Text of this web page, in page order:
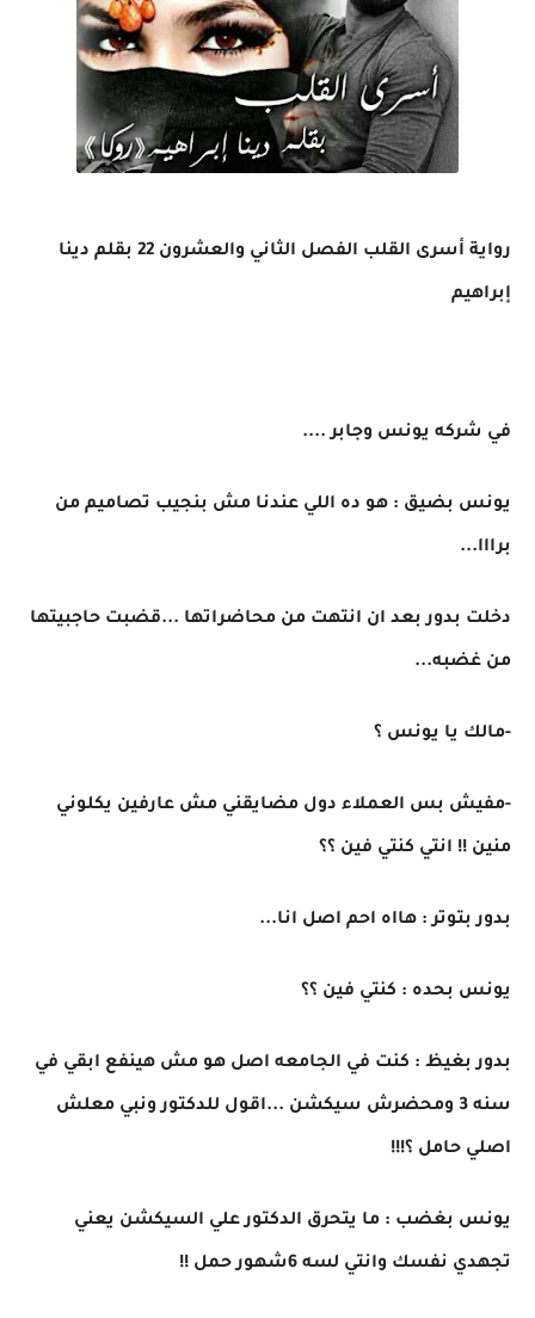
رواية أسرى القلب الفصل الثاني والعشرون 22 بقلم دينا
إبراهيم
في شركه يونس وجابر ....
يونس بضيق : هو ده اللي عندنا مش بنجيب تصاميم من
برااا...
دخلت بدور بعد ان انتهت من محاضراتها ...قضبت حاجبيتها
من غضبه...
-مالك يا يونس ؟
-مفيش بس العملاء دول مضايقني مش عارفين يكلوني
منين !! انتي كنتي فين ؟؟
بدور بتوتر : هااه احم اصل انا...
يونس بحده : كنتي فين ؟؟
بدور بغيظ : كنت في الجامعه اصل هو مش هينفع ابقي في
سنه 3 ومحضرش سيكشن ...اقول للدكتور ونبي معلش
اصلي حامل ؟!!!
يونس بغضب : ما يتحرق الدكتور علي السيكشن يعني
تجهدي نفسك وانتي لسه 6شهور حمل !!